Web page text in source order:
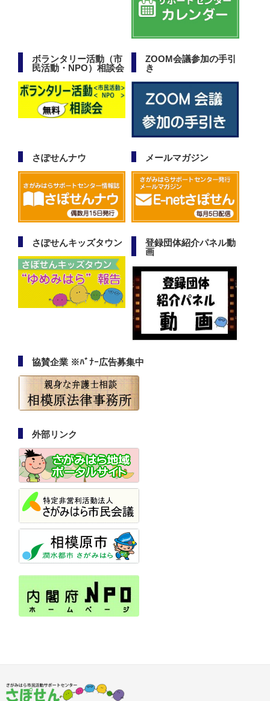
ボランタリー活動（市
民活動・NPO）相談会
ZOOM会議参加の手引
き
さぽせんナウ メールマガジン
さぽせんキッズタウン
登録団体紹介パネル動
画
協賛企業 ※ﾊﾞﾅｰ広告募集中
外部リンク